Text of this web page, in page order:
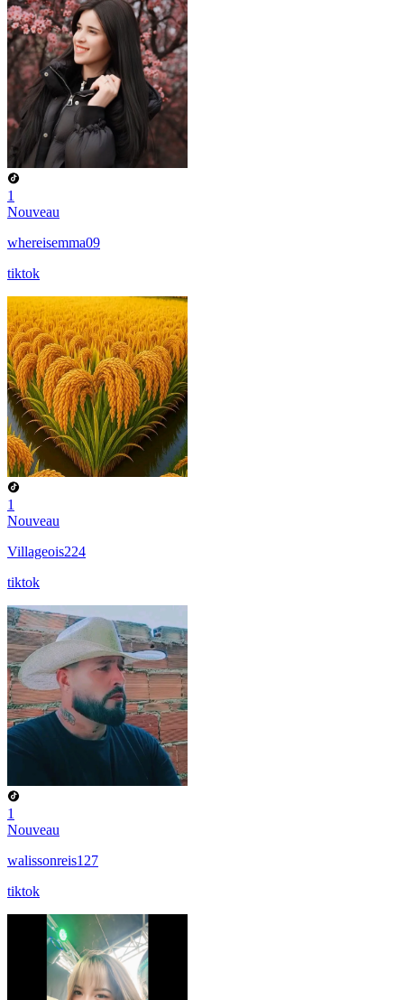
1
Nouveau
whereisemma09
tiktok
1
Nouveau
Villageois224
tiktok
1
Nouveau
walissonreis127
tiktok